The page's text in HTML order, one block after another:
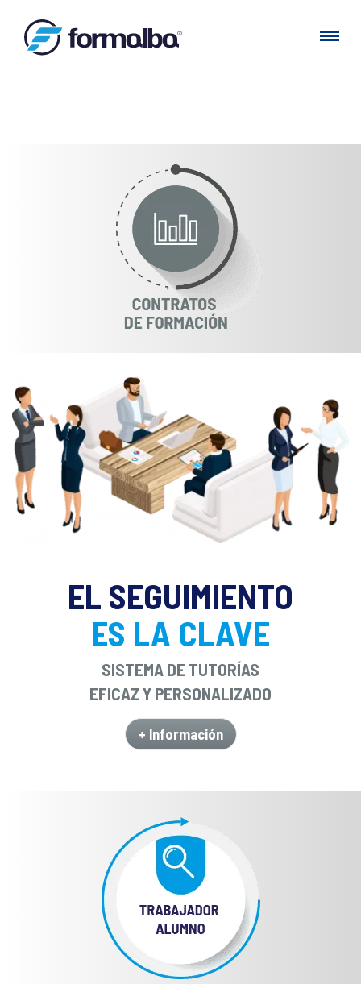
EL SEGUIMIENTO
ES LA CLAVE
SISTEMA DE TUTORÍAS
EFICAZ Y PERSONALIZADO
+ Información